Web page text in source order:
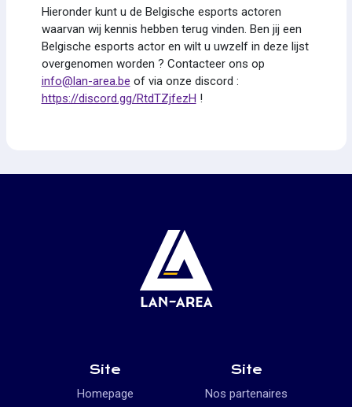
Hieronder kunt u de Belgische esports actoren
waarvan wij kennis hebben terug vinden. Ben jij een
Belgische esports actor en wilt u uwzelf in deze lijst
overgenomen worden ? Contacteer ons op
info@lan-area.be of via onze discord :
https://discord.gg/RtdTZjfezH !
Site
Homepage
Site
Nos partenaires